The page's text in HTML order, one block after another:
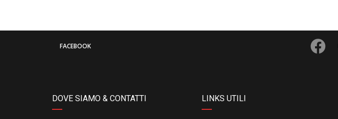
FACEBOOK
DOVE SIAMO & CONTATTI LINKS UTILI